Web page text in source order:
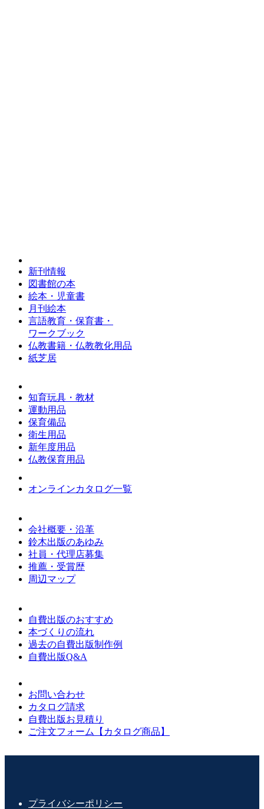
新刊情報
図書館の本
絵本・児童書
月刊絵本
言語教育・保育書・
ワークブック
仏教書籍・仏教教化用品
紙芝居
知育玩具・教材
運動用品
保育備品
衛生用品
新年度用品
仏教保育用品
オンラインカタログ一覧
会社概要・沿革
鈴木出版のあゆみ
社員・代理店募集
推薦・受賞歴
周辺マップ
自費出版のおすすめ
本づくりの流れ
過去の自費出版制作例
自費出版Q&A
お問い合わせ
カタログ請求
自費出版お見積り
ご注文フォーム【カタログ商品】
プライバシーポリシー